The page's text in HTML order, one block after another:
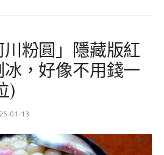
粉圓」隱藏版紅
，好像不用錢一
)
01-13